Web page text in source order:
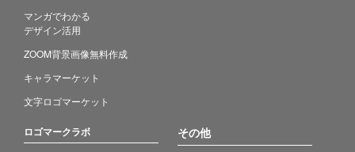
マンガでわかる
デザイン活用
ZOOM背景画像無料作成
キャラマーケット
文字ロゴマーケット
ロゴマークラボ その他